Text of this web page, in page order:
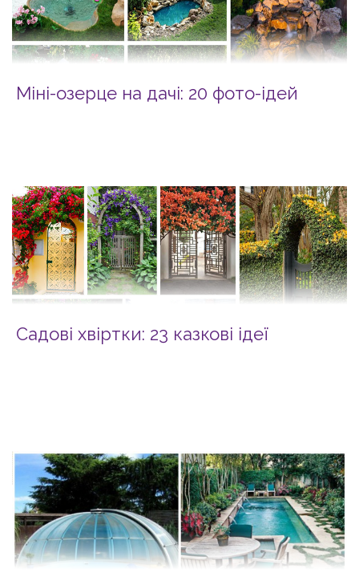
Міні-озерце на дачі: 20 фото-ідей
Садові хвіртки: 23 казкові ідеї